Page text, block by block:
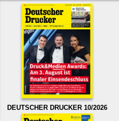
DEUTSCHER DRUCKER 10/2026